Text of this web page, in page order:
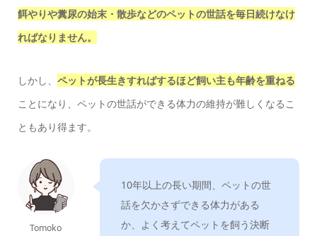
餌やりや糞尿の始末・散歩などのペットの世話を毎日続けなけ
ればなりません。
しかし、 ペットが長生きすればするほど飼い主も年齢を重ねる
ことになり、ペットの世話ができる体力の維持が難しくなるこ
ともあり得ます。
Tomoko
10年以上の長い期間、ペットの世
話を欠かさずできる体力がある
か、よく考えてペットを飼う決断